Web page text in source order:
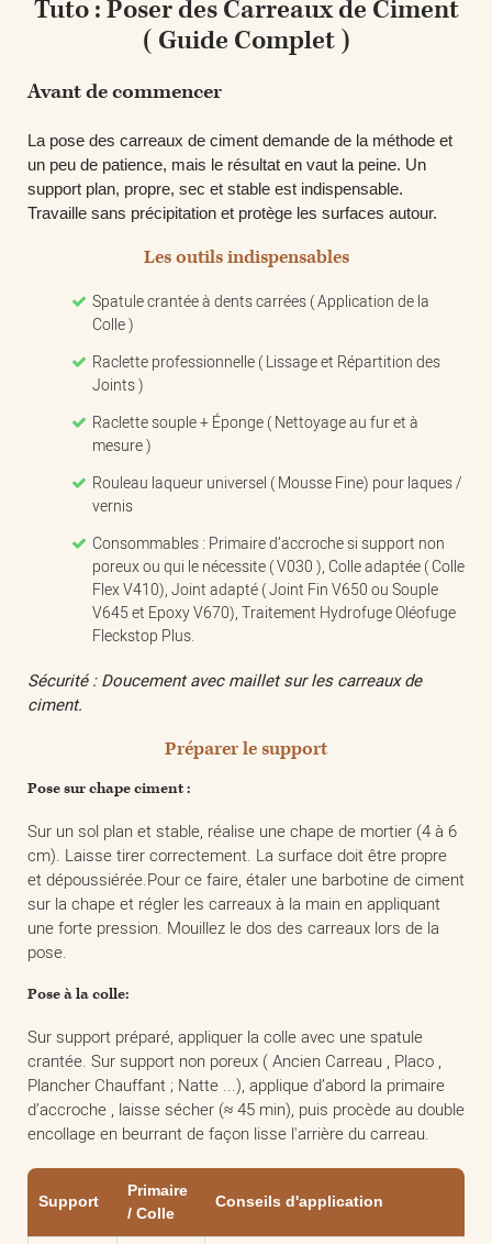
Tuto : Poser des Carreaux de Ciment
( Guide Complet )
Avant de commencer
La pose des carreaux de ciment demande de la méthode et
un peu de patience, mais le résultat en vaut la peine. Un
support plan, propre, sec et stable est indispensable.
Travaille sans précipitation et protège les surfaces autour.
Les outils indispensables
Spatule crantée à dents carrées ( Application de la
Colle )
Raclette professionnelle ( Lissage et Répartition des
Joints )
Raclette souple + Éponge ( Nettoyage au fur et à
mesure )
Rouleau laqueur universel ( Mousse Fine) pour laques /
vernis
Consommables : Primaire d’accroche si support non
poreux ou qui le nécessite ( V030 ), Colle adaptée ( Colle
Flex V410), Joint adapté ( Joint Fin V650 ou Souple
V645 et Epoxy V670), Traitement Hydrofuge Oléofuge
Fleckstop Plus.
Sécurité : Doucement avec maillet sur les carreaux de
ciment.
Préparer le support
Pose sur chape ciment :
Sur un sol plan et stable, réalise une chape de mortier (4 à 6
cm). Laisse tirer correctement. La surface doit être propre
et dépoussiérée.Pour ce faire, étaler une barbotine de ciment
sur la chape et régler les carreaux à la main en appliquant
une forte pression. Mouillez le dos des carreaux lors de la
pose.
Pose à la colle:
Sur support préparé, appliquer la colle avec une spatule
crantée. Sur support non poreux ( Ancien Carreau , Placo ,
Plancher Chauffant ; Natte ...), applique d’abord la primaire
d’accroche , laisse sécher (≈ 45 min), puis procède au double
encollage en beurrant de façon lisse l'arrière du carreau.
Support
Primaire
/ Colle
Conseils d'application